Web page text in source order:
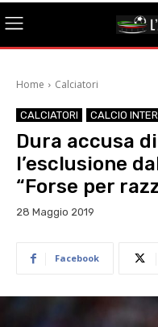
Home Calciatori
CALCIATORI CALCIO
Dura accusa
l’esclusione
“Forse per
28 Maggio 2019
Facebook